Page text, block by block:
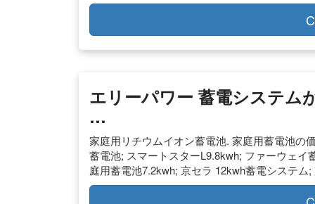
エリーパワー 蓄電システム
…
家庭用リチウムイオン蓄電池. 家庭用蓄電池の
蓄電池; スマートスターL9.8kwh; ファーウェ
庭用蓄電池7.2kwh; 京セラ 12kwh蓄電システ